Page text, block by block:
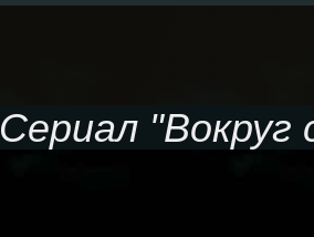
Сериал "Вокруг